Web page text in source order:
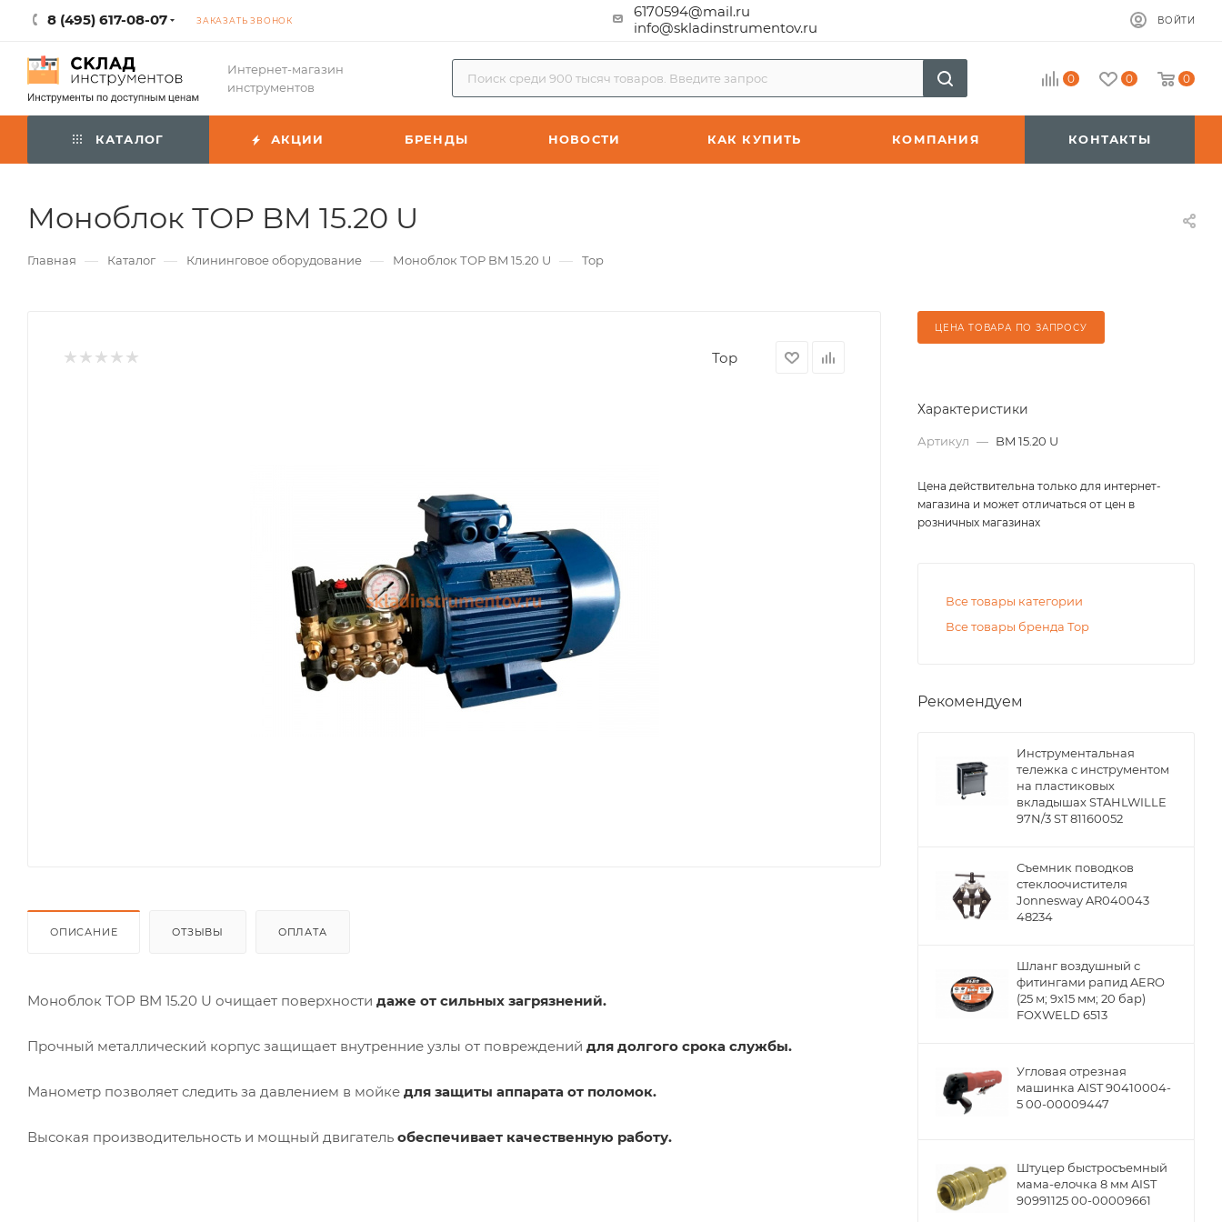
8 (495) 617-08-07 ЗАКАЗАТЬ ЗВОНОК
6170594@mail.ru
info@skladinstrumentov.ru
ВОЙТИ
Интернет-магазин
инструментов
0 0 0
КАТАЛОГ АКЦИИ БРЕНДЫ НОВОСТИ КАК КУПИТЬ КОМПАНИЯ КОНТАКТЫ
Моноблок ТОР BM 15.20 U
Главная — Каталог — Клининговое оборудование — Моноблок ТОР BM 15.20 U — Тор
Тор
ОПИСАНИЕ ОТЗЫВЫ ОПЛАТА
Моноблок ТОР BM 15.20 U очищает поверхности даже от сильных загрязнений.
Прочный металлический корпус защищает внутренние узлы от повреждений для долгого срока службы.
Манометр позволяет следить за давлением в мойке для защиты аппарата от поломок.
Высокая производительность и мощный двигатель обеспечивает качественную работу.
ЦЕНА ТОВАРА ПО ЗАПРОСУ
Характеристики
Артикул — BM 15.20 U
Цена действительна только для интернет-
магазина и может отличаться от цен в
розничных магазинах
Все товары категории
Все товары бренда Тор
Рекомендуем
Инструментальная
тележка с инструментом
на пластиковых
вкладышах STAHLWILLE
97N/3 ST 81160052
Съемник поводков
стеклоочистителя
Jonnesway AR040043
48234
Шланг воздушный с
фитингами рапид AERO
(25 м; 9x15 мм; 20 бар)
FOXWELD 6513
Угловая отрезная
машинка AIST 90410004-
5 00-00009447
Штуцер быстросъемный
мама-елочка 8 мм AIST
90991125 00-00009661